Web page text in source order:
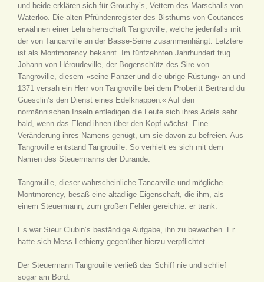
und beide erklären sich für Grouchy’s, Vettern des Marschalls von
Waterloo. Die alten Pfründenregister des Bisthums von Coutances
erwähnen einer Lehnsherrschaft Tangroville, welche jedenfalls mit
der von Tancarville an der Basse-Seine zusammenhängt. Letztere
ist als Montmorency bekannt. Im fünfzehnten Jahrhundert trug
Johann von Héroudeville, der Bogenschütz des Sire von
Tangroville, diesem »seine Panzer und die übrige Rüstung« an und
1371 versah ein Herr von Tangroville bei dem Proberitt Bertrand du
Guesclin’s den Dienst eines Edelknappen.« Auf den
normännischen Inseln entledigen die Leute sich ihres Adels sehr
bald, wenn das Elend ihnen über den Kopf wächst. Eine
Veränderung ihres Namens genügt, um sie davon zu befreien. Aus
Tangroville entstand Tangrouille. So verhielt es sich mit dem
Namen des Steuermanns der Durande.
Tangrouille, dieser wahrscheinliche Tancarville und mögliche
Montmorency, besaß eine altadlige Eigenschaft, die ihm, als
einem Steuermann, zum großen Fehler gereichte: er trank.
Es war Sieur Clubin’s beständige Aufgabe, ihn zu bewachen. Er
hatte sich Mess Lethierry gegenüber hierzu verpflichtet.
Der Steuermann Tangrouille verließ das Schiff nie und schlief
sogar am Bord.